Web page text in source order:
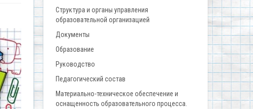
Структура и органы управления
образовательной организацией
Документы
Образование
Руководство
Педагогический состав
Материально-техническое обеспечение и
оснащенность образовательного процесса.